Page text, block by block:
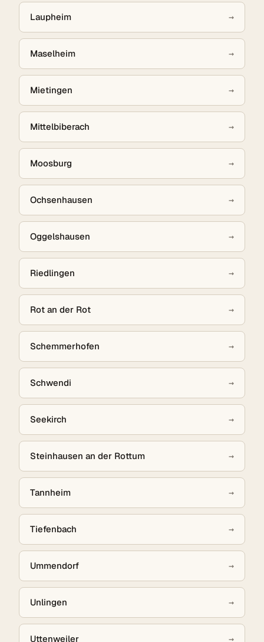
Laupheim →
Maselheim →
Mietingen →
Mittelbiberach →
Moosburg →
Ochsenhausen →
Oggelshausen →
Riedlingen →
Rot an der Rot →
Schemmerhofen →
Schwendi →
Seekirch →
Steinhausen an der Rottum →
Tannheim →
Tiefenbach →
Ummendorf →
Unlingen →
Uttenweiler →